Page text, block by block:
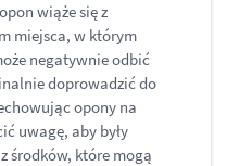
wiąże się z
miejsca, w którym
negatywnie odbić
doprowadzić do
opony na
uwagę, aby były
środków, które mogą